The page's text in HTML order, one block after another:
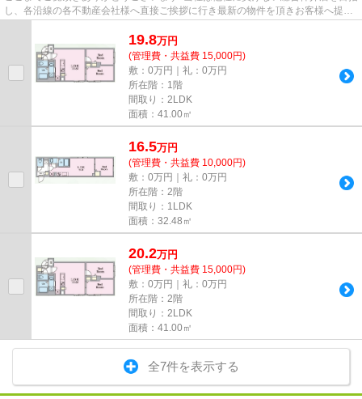
し、各沿線の各不動産会社様へ直接ご挨拶に行き最新の物件を頂きお客様へ提供
19.8万円
(管理費・共益費 15,000円)
敷：0万円｜礼：0万円
所在階：1階
間取り：2LDK
面積：41.00㎡
16.5万円
(管理費・共益費 10,000円)
敷：0万円｜礼：0万円
所在階：2階
間取り：1LDK
面積：32.48㎡
20.2万円
(管理費・共益費 15,000円)
敷：0万円｜礼：0万円
所在階：2階
間取り：2LDK
面積：41.00㎡
全7件を表示する